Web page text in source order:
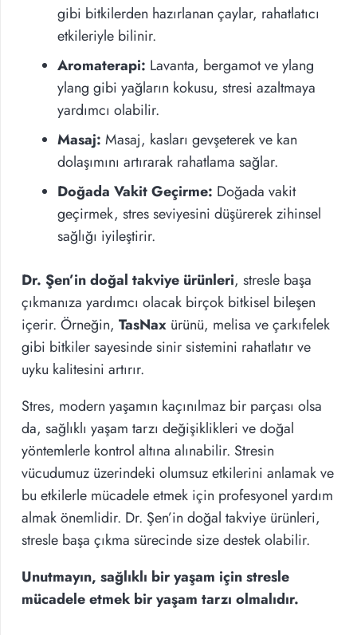
gibi bitkilerden hazırlanan çaylar, rahatlatıcı
etkileriyle bilinir.
Aromaterapi: Lavanta, bergamot ve ylang
ylang gibi yağların kokusu, stresi azaltmaya
yardımcı olabilir.
Masaj: Masaj, kasları gevşeterek ve kan
dolaşımını artırarak rahatlama sağlar.
Doğada Vakit Geçirme: Doğada vakit
geçirmek, stres seviyesini düşürerek zihinsel
sağlığı iyileştirir.
Dr. Şen’in doğal takviye ürünleri, stresle başa
çıkmanıza yardımcı olacak birçok bitkisel bileşen
içerir. Örneğin, TasNax ürünü, melisa ve çarkıfelek
gibi bitkiler sayesinde sinir sistemini rahatlatır ve
uyku kalitesini artırır.
Stres, modern yaşamın kaçınılmaz bir parçası olsa
da, sağlıklı yaşam tarzı değişiklikleri ve doğal
yöntemlerle kontrol altına alınabilir. Stresin
vücudumuz üzerindeki olumsuz etkilerini anlamak ve
bu etkilerle mücadele etmek için profesyonel yardım
almak önemlidir. Dr. Şen’in doğal takviye ürünleri,
stresle başa çıkma sürecinde size destek olabilir.
Unutmayın, sağlıklı bir yaşam için stresle
mücadele etmek bir yaşam tarzı olmalıdır.